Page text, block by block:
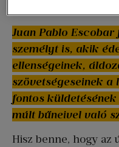
Juan Pablo
személyt is, akik
ellenségeinek,
szövetségeseinek
fontos
múlt bűneivel való
Hisz benne, hogy az